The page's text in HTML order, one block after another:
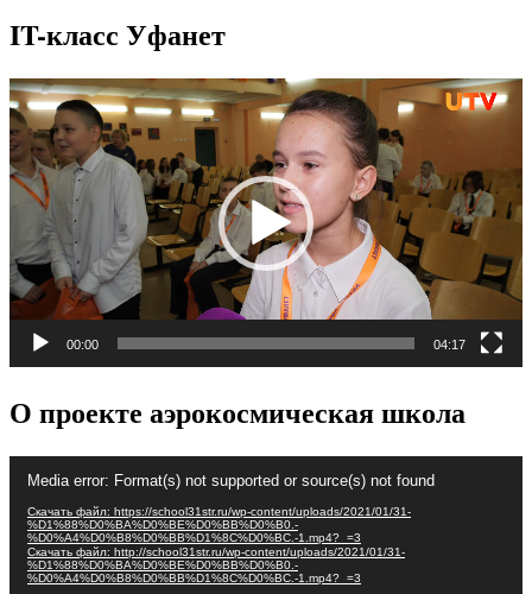
IT-класс Уфанет
Видеоплеер
00:00 04:17
О проекте аэрокосмическая школа
Media error: Format(s) not supported or source(s) not found
Скачать файл: https://school31str.ru/wp-content/uploads/2021/01/31-
%D1%88%D0%BA%D0%BE%D0%BB%D0%B0.-
%D0%A4%D0%B8%D0%BB%D1%8C%D0%BC.-1.mp4?_=3
Скачать файл: http://school31str.ru/wp-content/uploads/2021/01/31-
%D1%88%D0%BA%D0%BE%D0%BB%D0%B0.-
%D0%A4%D0%B8%D0%BB%D1%8C%D0%BC.-1.mp4?_=3